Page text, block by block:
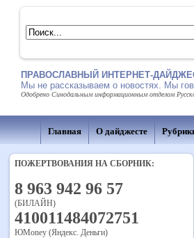
ПРАВОСЛАВНЫЙ ИНТЕРНЕТ-
Мы не рассказываем о новостях. Мы
Одобрено Синодальным информационным отделом
Главная О дайджесте
ПОЖЕРТВОВАНИЯ НА СБОРНИК:
8 963 942 96 57
(БИЛАЙН)
410011484072751
ЮMoney (Яндекс. Деньги)